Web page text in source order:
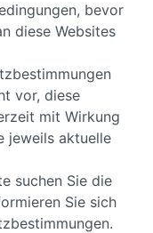
bevor
diese Websites
vor, diese
mit Wirkung
jeweils aktuelle
suchen Sie die
Sie sich